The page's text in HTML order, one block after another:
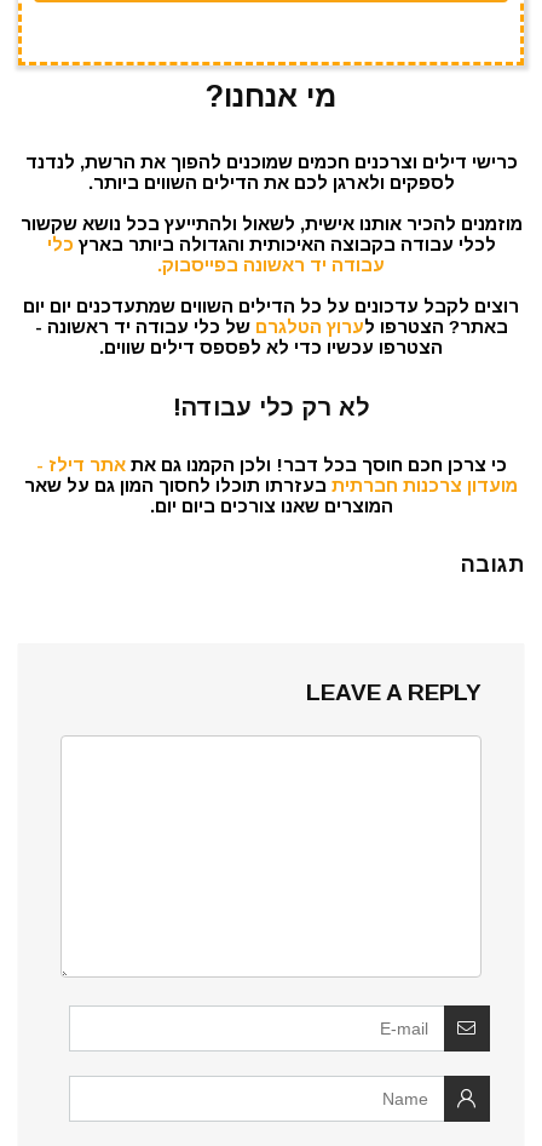
מי אנחנו?
כרישי דילים וצרכנים חכמים שמוכנים להפוך את הרשת, לנדנד
לספקים ולארגן לכם את הדילים השווים ביותר.
מוזמנים להכיר אותנו אישית, לשאול ולהתייעץ בכל נושא שקשור
לכלי עבודה בקבוצה האיכותית והגדולה ביותר בארץ כלי
עבודה יד ראשונה בפייסבוק.
רוצים לקבל עדכונים על כל הדילים השווים שמתעדכנים יום יום
באתר? הצטרפו לערוץ הטלגרם של כלי עבודה יד ראשונה -
הצטרפו עכשיו כדי לא לפספס דילים שווים.
לא רק כלי עבודה!
כי צרכן חכם חוסך בכל דבר! ולכן הקמנו גם אתאתר דילז -
מועדון צרכנות חברתית בעזרתו תוכלו לחסוך המון גם על שאר
המוצרים שאנו צורכים ביום יום.
תגובה
LEAVE A REPLY